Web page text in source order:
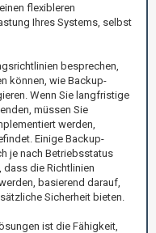
flexibleren
Ihres Systems, selbst
besprechen,
können, wie Backup-
Wenn Sie langfristige
müssen Sie
werden,
Einige Backup-
je nach Betriebsstatus
die Richtlinien
basierend darauf,
Sicherheit bieten.
ist die Fähigkeit,